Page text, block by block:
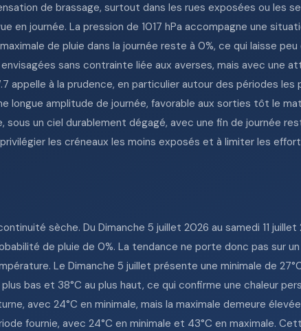
de brassage, surtout dans les rues exposées ou les
en journée. La pression de 1017 hPa accompagne une
de pluie dans la journée reste à 0%, ce qui laisse peu
sans contrainte liée aux averses, mais avec une
appelle à la prudence, en particulier autour des périodes les
longue amplitude de journée, favorable aux sorties tôt le
sous un ciel durablement dégagé, avec une fin de journée
les créneaux les moins exposés et à limiter les
sèche. Du Dimanche 5 juillet 2026 au samedi 11 juillet
de pluie de 0%. La tendance ne porte donc pas sur un
Le Dimanche 5 juillet présente une minimale de
bas et 38°C au plus haut, ce qui confirme une chaleur
avec 24°C en minimale, mais la maximale demeure élevée
fournie, avec 24°C en minimale et 43°C en maximale.